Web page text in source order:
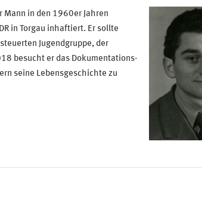
in den 1960er Jahren
in Torgau inhaftiert. Er sollte
Jugendgruppe, der
besucht er das Dokumentations-
seine Lebensgeschichte zu